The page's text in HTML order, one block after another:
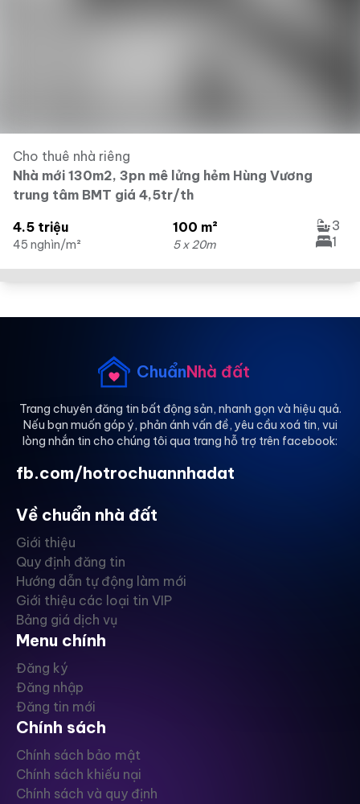
Cho thuê nhà riêng
Nhà mới 130m2, 3pn mê lửng hẻm Hùng Vương
trung tâm BMT giá 4,5tr/th
4.5 triệu
45 nghìn/m²
100 m²
5 x 20m
3
1
ChuẩnNhà đất
Trang chuyên đăng tin bất động sản, nhanh gọn và hiệu quả.
Nếu bạn muốn góp ý, phản ánh vấn đề, yêu cầu xoá tin, vui
lòng nhắn tin cho chúng tôi qua trang hỗ trợ trên facebook:
fb.com/hotrochuannhadat
Về chuẩn nhà đất
Giới thiệu
Quy định đăng tin
Hướng dẫn tự động làm mới
Giới thiệu các loại tin VIP
Bảng giá dịch vụ
Menu chính
Đăng ký
Đăng nhập
Đăng tin mới
Chính sách
Chính sách bảo mật
Chính sách khiếu nại
Chính sách và quy định